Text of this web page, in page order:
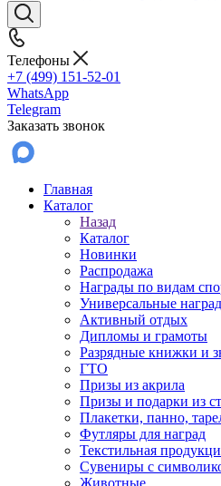
Телефоны
+7 (499) 151-52-01
WhatsApp
Telegram
Заказать звонок
Главная
Каталог
Назад
Каталог
Новинки
Распродажа
Награды по видам
Универсальные
Активный отдых
Дипломы и грамоты
Разрядные книжки и
ГТО
Призы из акрила
Призы и подарки из
Плакетки, панно,
Футляры для наград
Текстильная
Сувениры с
Животные